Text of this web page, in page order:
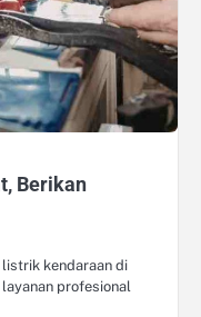
Berikan
kendaraan di
profesional